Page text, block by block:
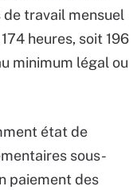
travail mensuel
heures, soit 196
minimum légal ou
état de
sous-
paiement des